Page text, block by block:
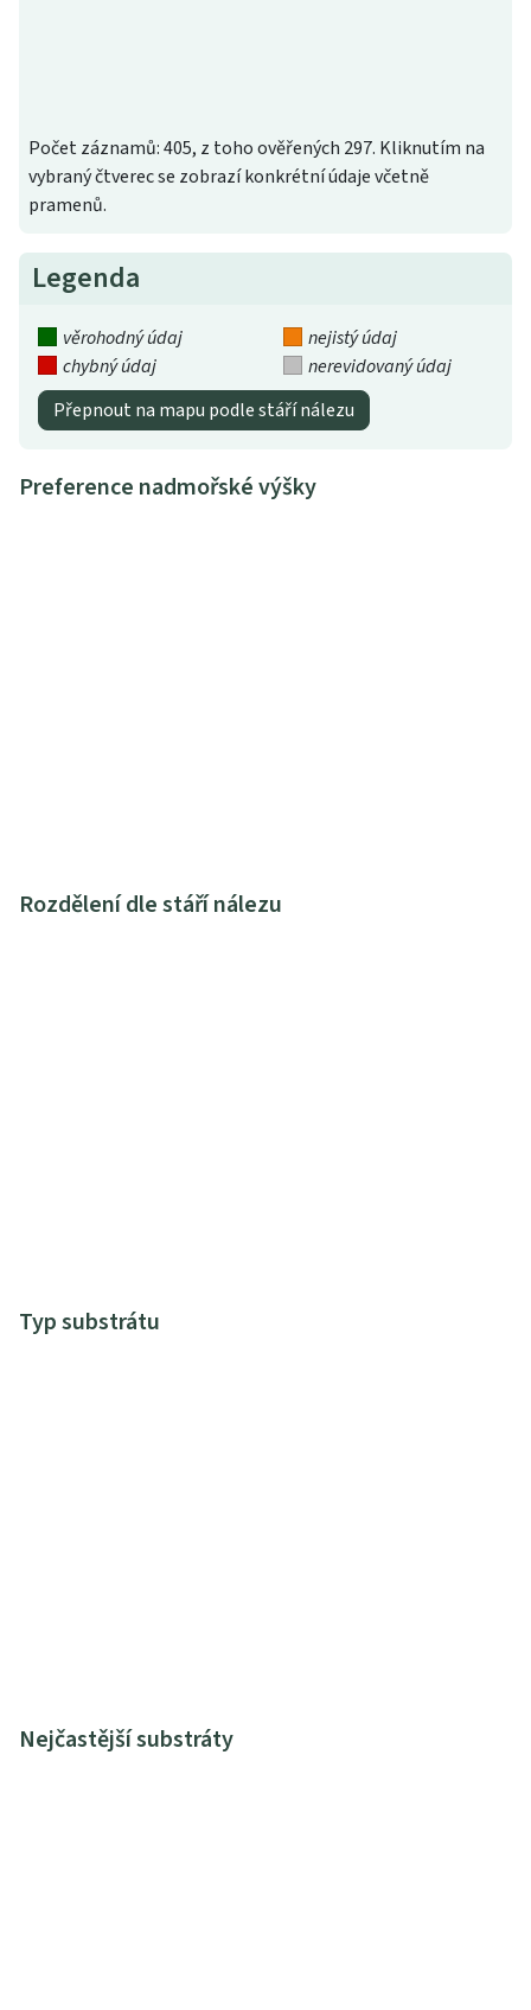
Počet záznamů: 405, z toho ověřených 297. Kliknutím na
vybraný čtverec se zobrazí konkrétní údaje včetně
pramenů.
Legenda
věrohodný údaj
nejistý údaj
chybný údaj
nerevidovaný údaj
Přepnout na mapu podle stáří nálezu
Preference nadmořské výšky
Rozdělení dle stáří nálezu
Typ substrátu
Nejčastější substráty